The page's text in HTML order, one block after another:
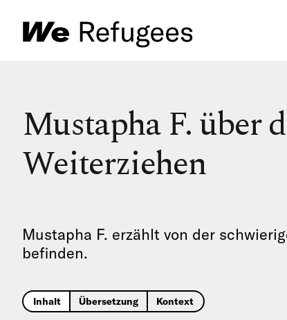
Mustapha F. über
Weiterziehen
Mustapha F. erzählt von der
befinden.
Inhalt Übersetzung Kontext